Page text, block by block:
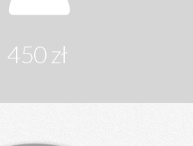
450 zł